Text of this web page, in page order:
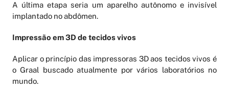
A última etapa seria um aparelho autônomo e invisível
implantado no abdômen.
Impressão em 3D de tecidos vivos
Aplicar o princípio das impressoras 3D aos tecidos vivos é
o Graal buscado atualmente por vários laboratórios no
mundo.